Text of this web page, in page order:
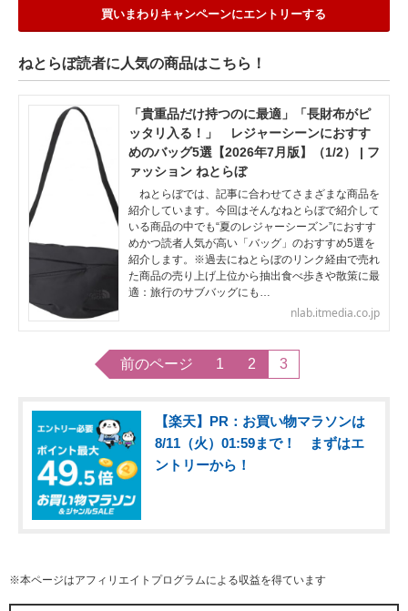
買いまわりキャンペーンにエントリーする
ねとらぼ読者に人気の商品はこちら！
「貴重品だけ持つのに最適」「長財布がピ
ッタリ入る！」 レジャーシーンにおすす
めのバッグ5選【2026年7月版】（1/2） | フ
ァッション ねとらぼ
ねとらぼでは、記事に合わせてさまざまな商品を
紹介しています。今回はそんなねとらぼで紹介して
いる商品の中でも“夏のレジャーシーズン”におすす
めかつ読者人気が高い「バッグ」のおすすめ5選を
紹介します。※過去にねとらぼのリンク経由で売れ
た商品の売り上げ上位から抽出食べ歩きや散策に最
適：旅行のサブバッグにも…
nlab.itmedia.co.jp
前のページ 1 2 3
【楽天】PR：お買い物マラソンは
8/11（火）01:59まで！ まずはエ
ントリーから！
※本ページはアフィリエイトプログラムによる収益を得ています